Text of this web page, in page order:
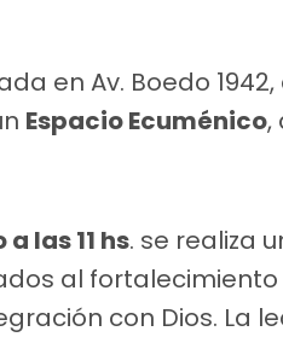
en Av. Boedo
Espacio Ecuménico,
las 11 hs. se realiza
al
con Dios. La